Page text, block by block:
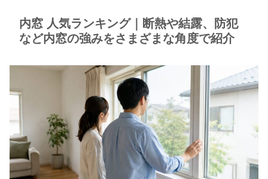
内窓 人気ランキング｜断熱や結露、防犯
など内窓の強みをさまざまな角度で紹介